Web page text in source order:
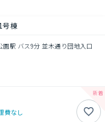
号棟
駅 バス9分 並木通り団地入口
費なし